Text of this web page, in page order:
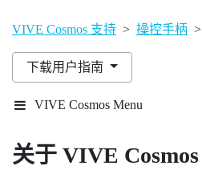
VIVE Cosmos 支持 > 操控手柄 >
下载用户指南
VIVE Cosmos Menu
关于 VIVE Cosmos